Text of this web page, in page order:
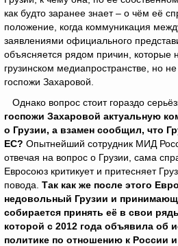
как будто заранее знает – о чём её
положение, когда коммуникация
заявлениями официального
объясняется рядом причин, которые
грузинском медиапространстве, но
госпожи Захаровой.
Однако вопрос стоит гораздо
госпожи Захаровой актуальную
о Грузии, а взамен сообщил, что
ЕС? Опытнейший сотрудник МИД
отвечая на вопрос о Грузии, сама
Евросоюз критикует и притесняет
повода. Так как же после этого
недовольный Грузии и
собирается принять её в свои
которой с 2012 года объявила об
политике по отношению к России